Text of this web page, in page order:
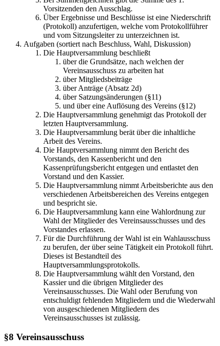
Vorsitzenden den Ausschlag.
Über Ergebnisse und Beschlüsse ist eine Niederschrift
(Protokoll) anzufertigen, welche vom Protokollführer
und vom Sitzungsleiter zu unterzeichnen ist.
Aufgaben (sortiert nach Beschluss, Wahl, Diskussion)
Die Hauptversammlung beschließt
über die Grundsätze, nach welchen der
Vereinsausschuss zu arbeiten hat
über Mitgliedsbeiträge
über Anträge (Absatz 2d)
über Satzungsänderungen (§11)
und über eine Auflösung des Vereins (§12)
Die Hauptversammlung genehmigt das Protokoll der
letzten Hauptversammlung.
Die Hauptversammlung berät über die inhaltliche
Arbeit des Vereins.
Die Hauptversammlung nimmt den Bericht des
Vorstands, den Kassenbericht und den
Kassenprüfungsbericht entgegen und entlastet den
Vorstand und den Kassier.
Die Hauptversammlung nimmt Arbeitsberichte aus den
verschiedenen Arbeitsbereichen des Vereins entgegen
und bespricht sie.
Die Hauptversammlung kann eine Wahlordnung zur
Wahl der Mitglieder des Vereinsausschusses und des
Vorstandes erlassen.
Für die Durchführung der Wahl ist ein Wahlausschuss
zu berufen, der über seine Tätigkeit ein Protokoll führt.
Dieses ist Bestandteil des
Hauptversammlungsprotokolls.
Die Hauptversammlung wählt den Vorstand, den
Kassier und die übrigen Mitglieder des
Vereinsausschusses. Die Wahl oder Berufung von
entschuldigt fehlenden Mitgliedern und die Wiederwahl
von ausgeschiedenen Mitgliedern des
Vereinsausschusses ist zulässig.
§8 Vereinsausschuss